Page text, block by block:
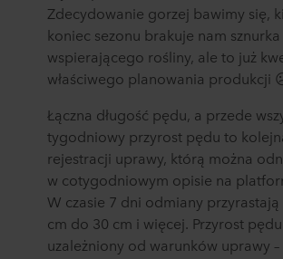
Zdecydowanie gorzej bawimy się,
koniec sezonu brakuje nam sznurka
wspierającego rośliny, ale to już
właściwego planowania produkcji
Łączna długość pędu, a przede
tygodniowy przyrost pędu to
rejestracji uprawy, którą można
w cotygodniowym opisie na
W czasie 7 dni odmiany
cm do 30 cm i więcej. Przyrost
uzależniony od warunków uprawy –